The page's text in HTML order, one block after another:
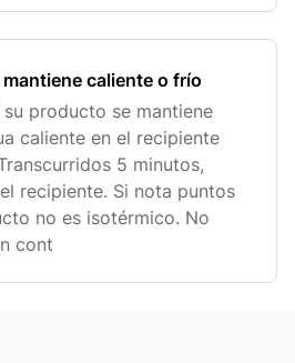
caliente o frío
producto se mantiene
caliente en el recipiente
5 minutos,
recipiente. Si nota puntos
no es isotérmico. No
cont